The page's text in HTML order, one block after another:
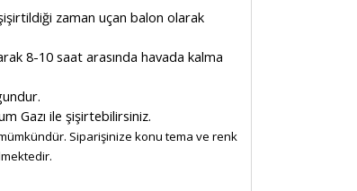
zaman uçan balon olarak
8-10 saat arasında havada kalma
Gazı ile şişirtebilirsiniz.
Siparişinize konu tema ve renk